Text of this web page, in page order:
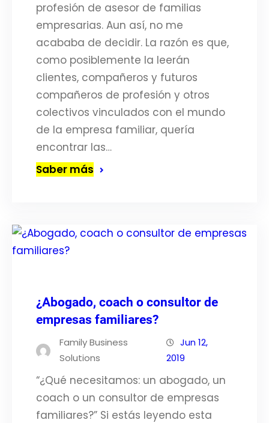
profesión de asesor de familias
empresarias. Aun así, no me
acababa de decidir. La razón es que,
como posiblemente la leerán
clientes, compañeros y futuros
compañeros de profesión y otros
colectivos vinculados con el mundo
de la empresa familiar, quería
encontrar las…
Saber más
¿Abogado, coach o consultor de
empresas familiares?
Family Business
Solutions
Jun 12,
2019
“¿Qué necesitamos: un abogado, un
coach o un consultor de empresas
familiares?” Si estás leyendo esta